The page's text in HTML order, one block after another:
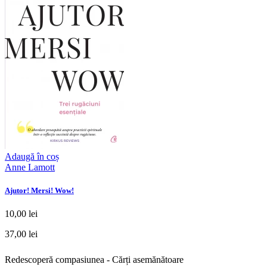
Adaugă în coș
Anne Lamott
Ajutor! Mersi! Wow!
10,00 lei
37,00 lei
Redescoperă compasiunea - Cărți asemănătoare